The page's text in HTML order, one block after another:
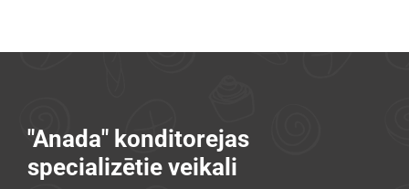
"Anada" konditorejas
specializētie veikali